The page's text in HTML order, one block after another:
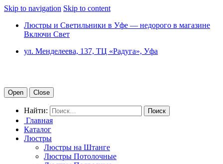
Skip to navigation Skip to content
Люстры и Светильники в Уфе — недорого в магазине
Включи Свет
ул. Менделеева, 137, ТЦ «Радуга», Уфа
Open Close
Найти:
Главная
Каталог
Люстры
Люстры на Штанге
Люстры Потолочные